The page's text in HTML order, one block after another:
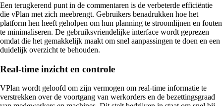
Een terugkerend punt in de commentaren is de verbeterde efficiëntie
die vPlan met zich meebrengt. Gebruikers benadrukken hoe het
platform hen heeft geholpen om hun planning te stroomlijnen en fouten
te minimaliseren. De gebruiksvriendelijke interface wordt geprezen
omdat die het gemakkelijk maakt om snel aanpassingen te doen en een
duidelijk overzicht te behouden.
Real-time inzicht en controle
VPlan wordt geloofd om zijn vermogen om real-time informatie te
verstrekken over de voortgang van werkorders en de bezettingsgraad